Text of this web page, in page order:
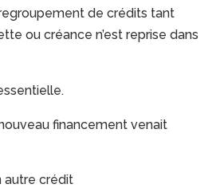
de crédits tant
ou créance n’est reprise dans
financement venait
autre crédit